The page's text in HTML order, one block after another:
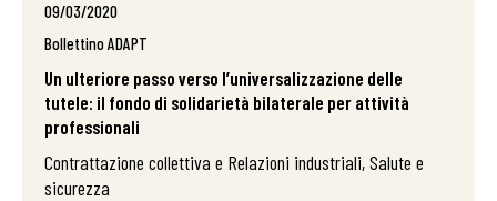
09/03/2020
Bollettino ADAPT
Un ulteriore passo verso l’universalizzazione delle
tutele: il fondo di solidarietà bilaterale per attività
professionali
Contrattazione collettiva e Relazioni industriali, Salute e
sicurezza